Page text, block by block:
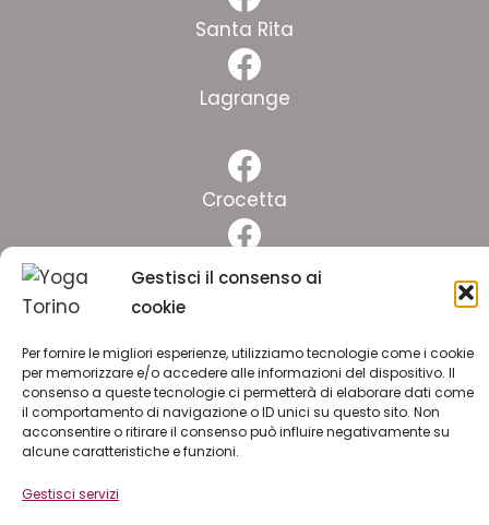
Gestisci il consenso ai
cookie
Per fornire le migliori esperienze, utilizziamo tecnologie come i cookie
per memorizzare e/o accedere alle informazioni del dispositivo. Il
consenso a queste tecnologie ci permetterà di elaborare dati come
il comportamento di navigazione o ID unici su questo sito. Non
acconsentire o ritirare il consenso può influire negativamente su
alcune caratteristiche e funzioni.
Gestisci servizi
Facebook
Santa Rita
Facebook
Lagrange
Facebook
Crocetta
Facebook
Pinelli
ISCRIVITI ALLA NEWSLETTER
LAVORA CON NOI